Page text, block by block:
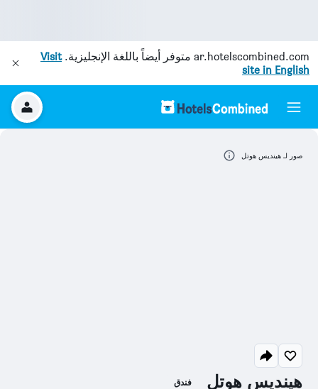
ar.hotelscombined.com متوفر أيضاً باللغة الإنجليزية.Visit
site in English
هينديس هوتل فندق
صور لـ هينديس هوتل